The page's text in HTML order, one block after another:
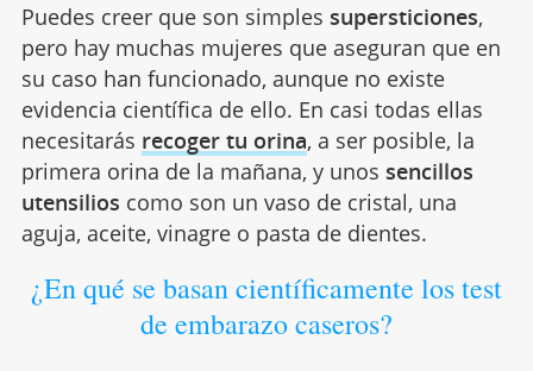
Puedes creer que son simples supersticiones,
pero hay muchas mujeres que aseguran que en
su caso han funcionado, aunque no existe
evidencia científica de ello. En casi todas ellas
necesitarás recoger tu orina, a ser posible, la
primera orina de la mañana, y unos sencillos
utensilios como son un vaso de cristal, una
aguja, aceite, vinagre o pasta de dientes.
¿En qué se basan científicamente los test
de embarazo caseros?